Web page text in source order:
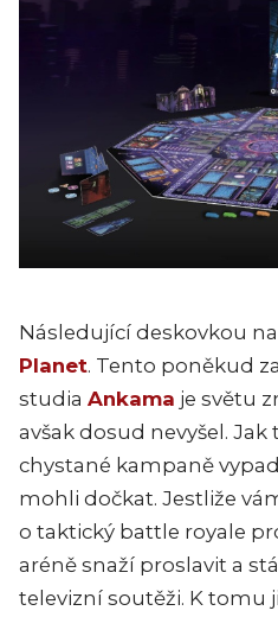
Následující deskovkou
Planet. Tento poněkud
studia Ankama je světu
avšak dosud nevyšel.
chystané kampaně
mohli dočkat. Jestliže
o taktický battle royale
aréně snaží proslavit a
televizní soutěži. K tomu